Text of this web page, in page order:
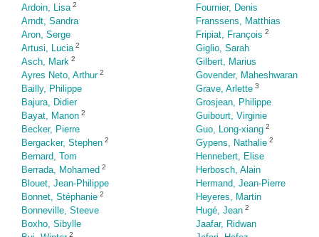
Ardoin, Lisa 2
Arndt, Sandra
Aron, Serge
Artusi, Lucia 2
Asch, Mark 2
Ayres Neto, Arthur 2
Bailly, Philippe
Bajura, Didier
Bayat, Manon 2
Becker, Pierre
Bergacker, Stephen 2
Bernard, Tom
Berrada, Mohamed 2
Blouet, Jean-Philippe
Bonnet, Stéphanie 2
Bonneville, Steeve
Boxho, Sibylle
2
Fournier, Denis
Franssens, Matthias
Fripiat, François 2
Giglio, Sarah
Gilbert, Marius
Govender, Maheshwaran
Grave, Arlette 3
Grosjean, Philippe
Guibourt, Virginie
Guo, Long-xiang 2
Gypens, Nathalie 2
Hennebert, Elise
Herbosch, Alain
Hermand, Jean-Pierre
Heyeres, Martin
Hugé, Jean 2
Jaafar, Ridwan